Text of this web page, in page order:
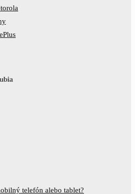
telefón alebo tablet?